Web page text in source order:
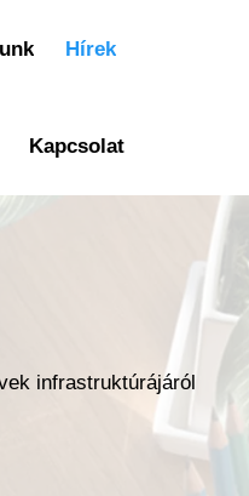
Hírek
Kapcsolat
infrastruktúrájáról